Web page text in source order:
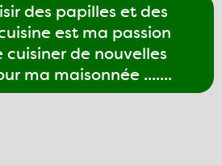
des papilles et des
est ma passion
cuisiner de nouvelles
ma maisonnée .......